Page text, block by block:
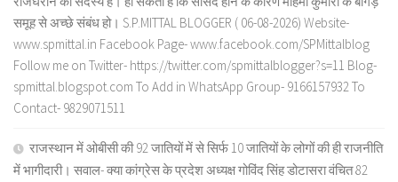
समूह से अच्छे संबंध हो। S.P.MITTAL BLOGGER ( 06-08-2026) Website-
www.spmittal.in Facebook Page- www.facebook.com/SPMittalblog
Follow me on Twitter- https://twitter.com/spmittalblogger?s=11 Blog-
spmittal.blogspot.com To Add in WhatsApp Group- 9166157932 To
Contact- 9829071511
राजस्थान में ओबीसी की 92 जातियों में से सिर्फ 10 जातियों के लोगों की ही राजनीति
में भागीदारी। सवाल- क्या कांग्रेस के प्रदेश अध्यक्ष गोविंद सिंह डोटासरा वंचित 82